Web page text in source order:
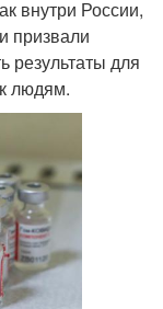
внутри России,
призвали
результаты для
людям.